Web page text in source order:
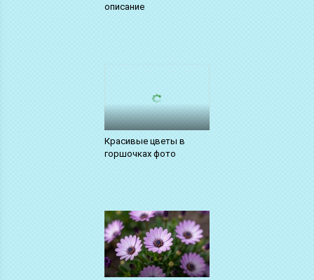
описание
Красивые цветы в
горшочках фото